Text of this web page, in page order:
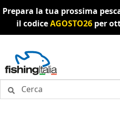
Prepara la tua prossima
il codiceAGOSTO26per
alla
navigazione
al
contenuto